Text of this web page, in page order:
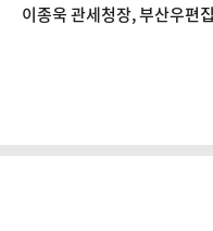
이종욱 관세청장, 부산우편